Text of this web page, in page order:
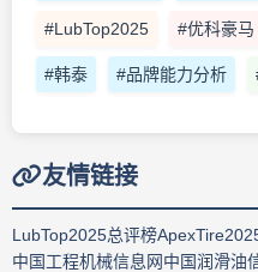
#LubTop2025 #优科豪马
#韩泰 #品牌能力分析
友情链接
LubTop2025总评榜
中国工程机械信息网中国润滑油